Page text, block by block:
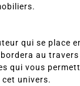
qui se place
au
qui vous
cet univers.